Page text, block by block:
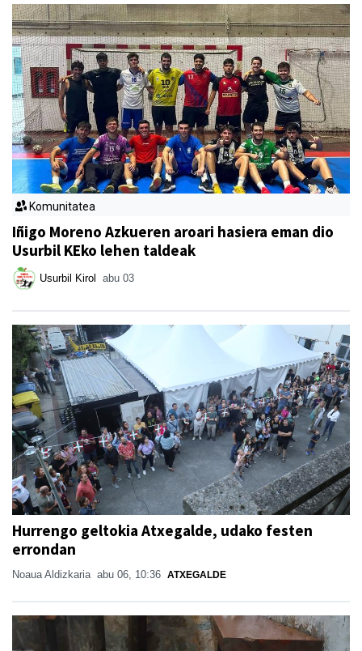
Komunitatea
Iñigo Moreno Azkueren aroari hasiera eman dio
Usurbil KEko lehen taldeak
Usurbil Kirol abu 03
Hurrengo geltokia Atxegalde, udako festen
errondan
Noaua Aldizkaria abu 06, 10:36 ATXEGALDE